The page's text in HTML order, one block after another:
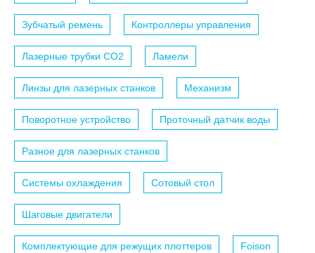
Зубчатый ремень Контроллеры управления
Лазерные трубки СО2 Ламели
Линзы для лазерных станков Механизм
Поворотное устройство Проточный датчик воды
Разное для лазерных станков
Системы охлаждения Сотовый стол
Шаговые двигатели
Комплектующие для режущих плоттеров Foison